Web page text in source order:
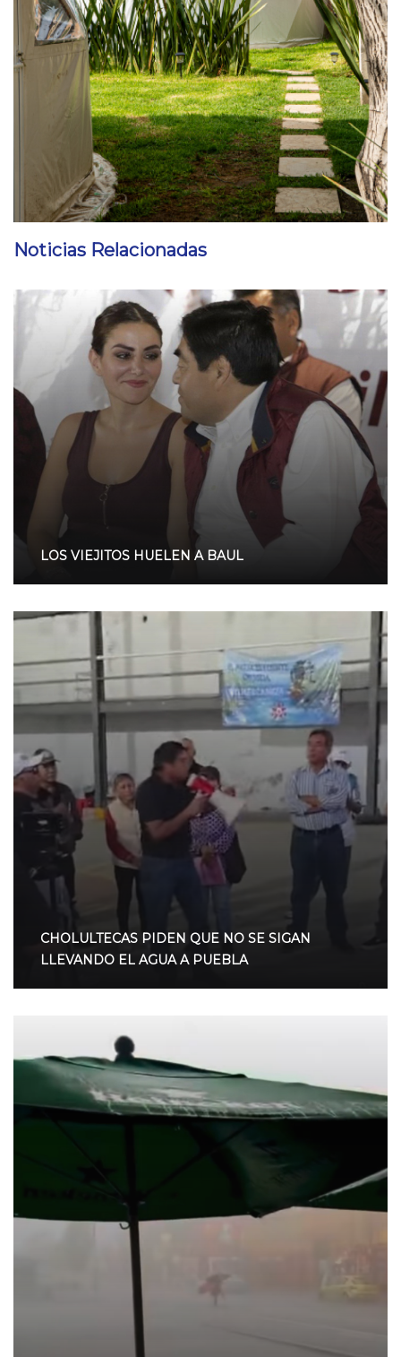
Noticias Relacionadas
LOS VIEJITOS HUELEN A BAUL
CHOLULTECAS PIDEN QUE NO SE SIGAN
LLEVANDO EL AGUA A PUEBLA